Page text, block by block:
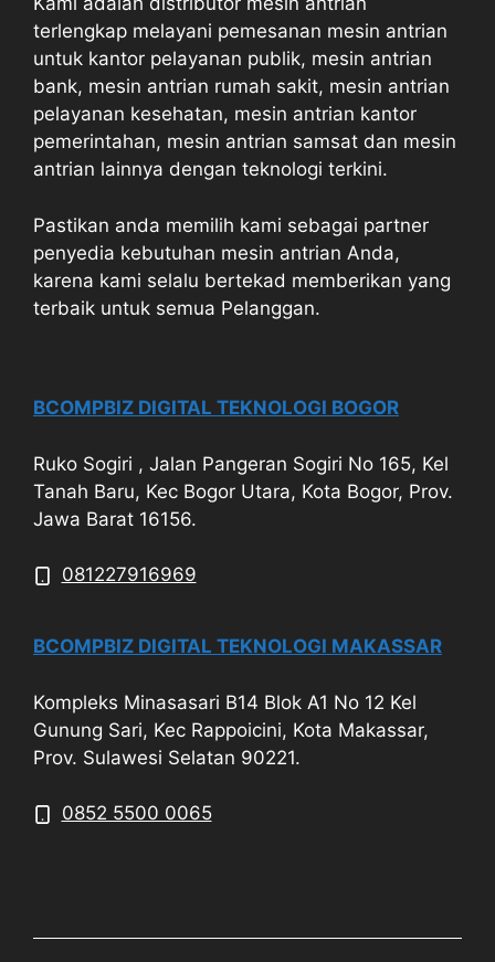
terlengkap melayani pemesanan mesin antrian
untuk kantor pelayanan publik, mesin antrian
bank, mesin antrian rumah sakit, mesin antrian
pelayanan kesehatan, mesin antrian kantor
pemerintahan, mesin antrian samsat dan mesin
antrian lainnya dengan teknologi terkini.
Pastikan anda memilih kami sebagai partner
penyedia kebutuhan mesin antrian Anda,
karena kami selalu bertekad memberikan yang
terbaik untuk semua Pelanggan.
BCOMPBIZ DIGITAL TEKNOLOGI BOGOR
Ruko Sogiri , Jalan Pangeran Sogiri No 165, Kel
Tanah Baru, Kec Bogor Utara, Kota Bogor, Prov.
Jawa Barat 16156.
081227916969
BCOMPBIZ DIGITAL TEKNOLOGI MAKASSAR
Kompleks Minasasari B14 Blok A1 No 12 Kel
Gunung Sari, Kec Rappoicini, Kota Makassar,
Prov. Sulawesi Selatan 90221.
0852 5500 0065